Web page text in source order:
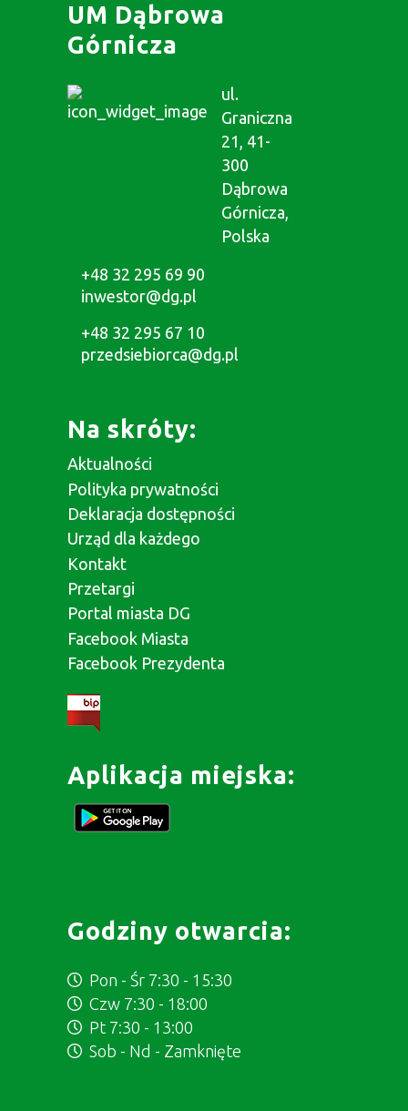
UM Dąbrowa
Górnicza
ul.
Graniczna
21, 41-
300
Dąbrowa
Górnicza,
Polska
+48 32 295 69 90
inwestor@dg.pl
+48 32 295 67 10
przedsiebiorca@dg.pl
Na skróty:
Aktualności
Polityka prywatności
Deklaracja dostępności
Urząd dla każdego
Kontakt
Przetargi
Portal miasta DG
Facebook Miasta
Facebook Prezydenta
Aplikacja miejska:
Godziny otwarcia:
Pon - Śr 7:30 - 15:30
Czw 7:30 - 18:00
Pt 7:30 - 13:00
Sob - Nd - Zamknięte